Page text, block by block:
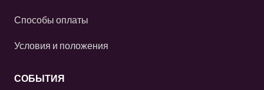
Способы оплаты
Условия и положения
СОБЫТИЯ